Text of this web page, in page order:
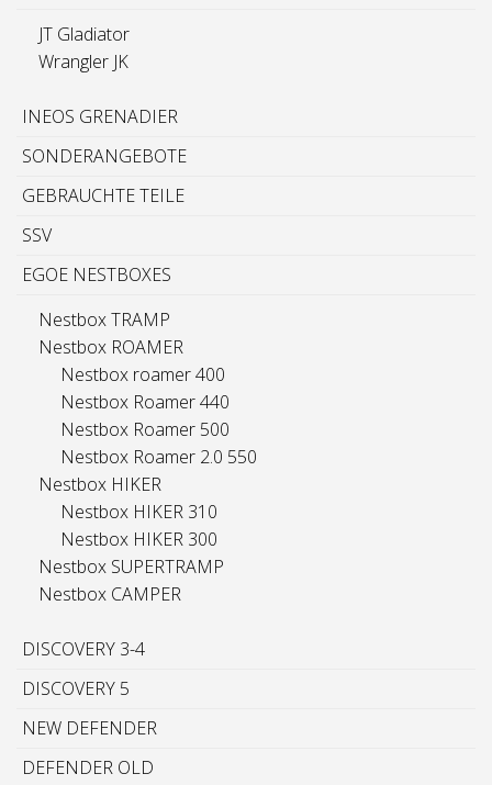
JT Gladiator
Wrangler JK
INEOS GRENADIER
SONDERANGEBOTE
GEBRAUCHTE TEILE
SSV
EGOE NESTBOXES
Nestbox TRAMP
Nestbox ROAMER
Nestbox roamer 400
Nestbox Roamer 440
Nestbox Roamer 500
Nestbox Roamer 2.0 550
Nestbox HIKER
Nestbox HIKER 310
Nestbox HIKER 300
Nestbox SUPERTRAMP
Nestbox CAMPER
DISCOVERY 3-4
DISCOVERY 5
NEW DEFENDER
DEFENDER OLD